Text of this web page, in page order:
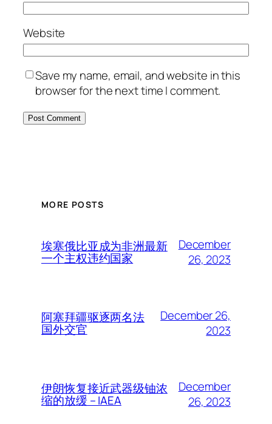
Website
Save my name, email, and website in this
browser for the next time I comment.
MORE POSTS
埃塞俄比亚成为非洲最新
一个主权违约国家
December
26, 2023
阿塞拜疆驱逐两名法
国外交官
December 26,
2023
伊朗恢复接近武器级铀浓
缩的放缓 – IAEA
December
26, 2023